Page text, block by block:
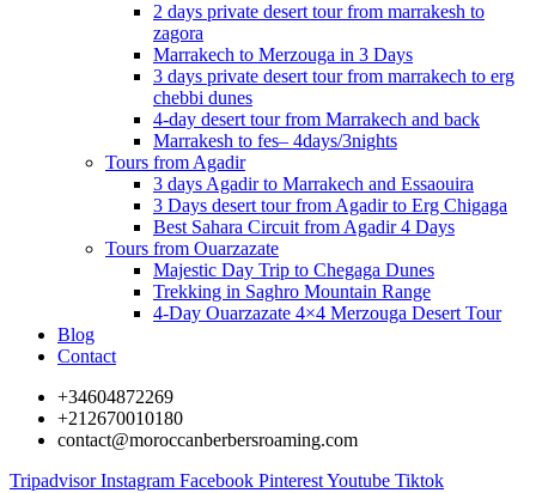
2 days private desert tour from marrakesh to
zagora
Marrakech to Merzouga in 3 Days
3 days private desert tour from marrakech to erg
chebbi dunes
4-day desert tour from Marrakech and back
Marrakesh to fes– 4days/3nights
Tours from Agadir
3 days Agadir to Marrakech and Essaouira
3 Days desert tour from Agadir to Erg Chigaga
Best Sahara Circuit from Agadir 4 Days
Tours from Ouarzazate
Majestic Day Trip to Chegaga Dunes
Trekking in Saghro Mountain Range
4-Day Ouarzazate 4×4 Merzouga Desert Tour
Blog
Contact
+34604872269
+212670010180
contact@moroccanberbersroaming.com
Tripadvisor Instagram Facebook PinterestYoutube Tiktok